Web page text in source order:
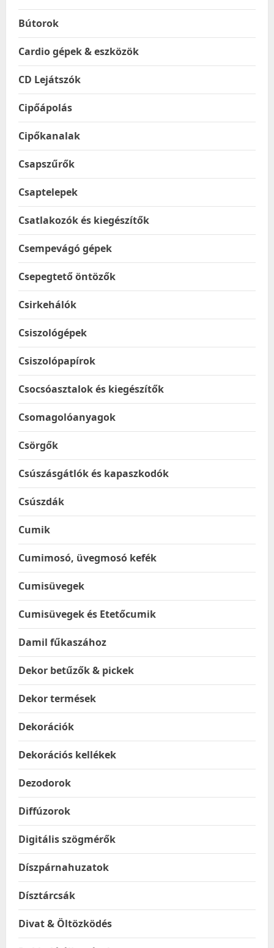
Bútorok
Cardio gépek & eszközök
CD Lejátszók
Cipőápolás
Cipőkanalak
Csapszűrők
Csaptelepek
Csatlakozók és kiegészítők
Csempevágó gépek
Csepegtető öntözők
Csirkehálók
Csiszológépek
Csiszolópapírok
Csocsóasztalok és kiegészítők
Csomagolóanyagok
Csörgők
Csúszásgátlók és kapaszkodók
Csúszdák
Cumik
Cumimosó, üvegmosó kefék
Cumisüvegek
Cumisüvegek és Etetőcumik
Damil fűkaszához
Dekor betűzők & pickek
Dekor termések
Dekorációk
Dekorációs kellékek
Dezodorok
Diffúzorok
Digitális szögmérők
Díszpárnahuzatok
Dísztárcsák
Divat & Öltözködés